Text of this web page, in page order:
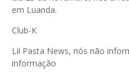
em Luanda.
Club-K
Lil Pasta News, nós não
informação